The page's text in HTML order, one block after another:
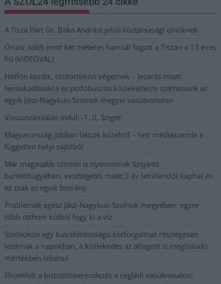
A Tisza Párt Dr. Baka Andrást jelöli köztársasági elnöknek
Óriási, több mint két méteres harcsát fogott a Tiszán a 13 éves
fiú (VIDEÓVAL)
Hétfőn kezdik, csütörtökön végeznek – lezárás miatt
fennakadásokra és pótlóbuszos közlekedésre számítsunk az
egyik Jász-Nagykun-Szolnok megyei vasútvonalon
Visszaszámlálás indul: -1, 0, Sziget!
Magyarország jobban látszik közelről – heti médiaszemle a
független helyi sajtóból
Már magasabb szinten is nyomoznak Szijjártó
büntetőügyében, vesztegetés miatt 3 év letöltendőt kaphat és
ez csak az egyik botrány
Problémák egész Jász-Nagykun-Szolnok megyében: egyre
több otthoni kútból fogy ki a víz
Szolnokon egy kulcsfontosságú körforgalmat részlegesen
lezárnak a napokban, a közlekedés az átlagost is meghaladó
mértékben lebénul
Elromlott a biztosítóberendezés a ceglédi vasútvonalon,